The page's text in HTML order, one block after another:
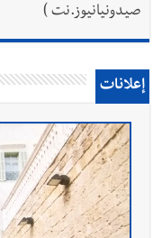
صيدونيانيوز.نت )
إعلانات